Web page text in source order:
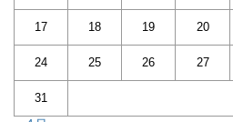
17 18 19 20
24 25 26 27
31